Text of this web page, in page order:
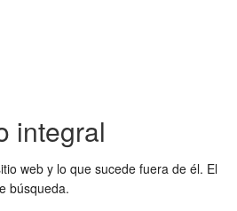
integral
web y lo que sucede fuera de él. El
búsqueda.